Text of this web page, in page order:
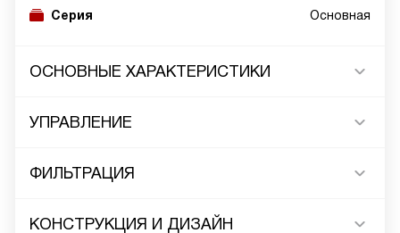
Серия Основная
ОСНОВНЫЕ ХАРАКТЕРИСТИКИ
УПРАВЛЕНИЕ
ФИЛЬТРАЦИЯ
КОНСТРУКЦИЯ И ДИЗАЙН